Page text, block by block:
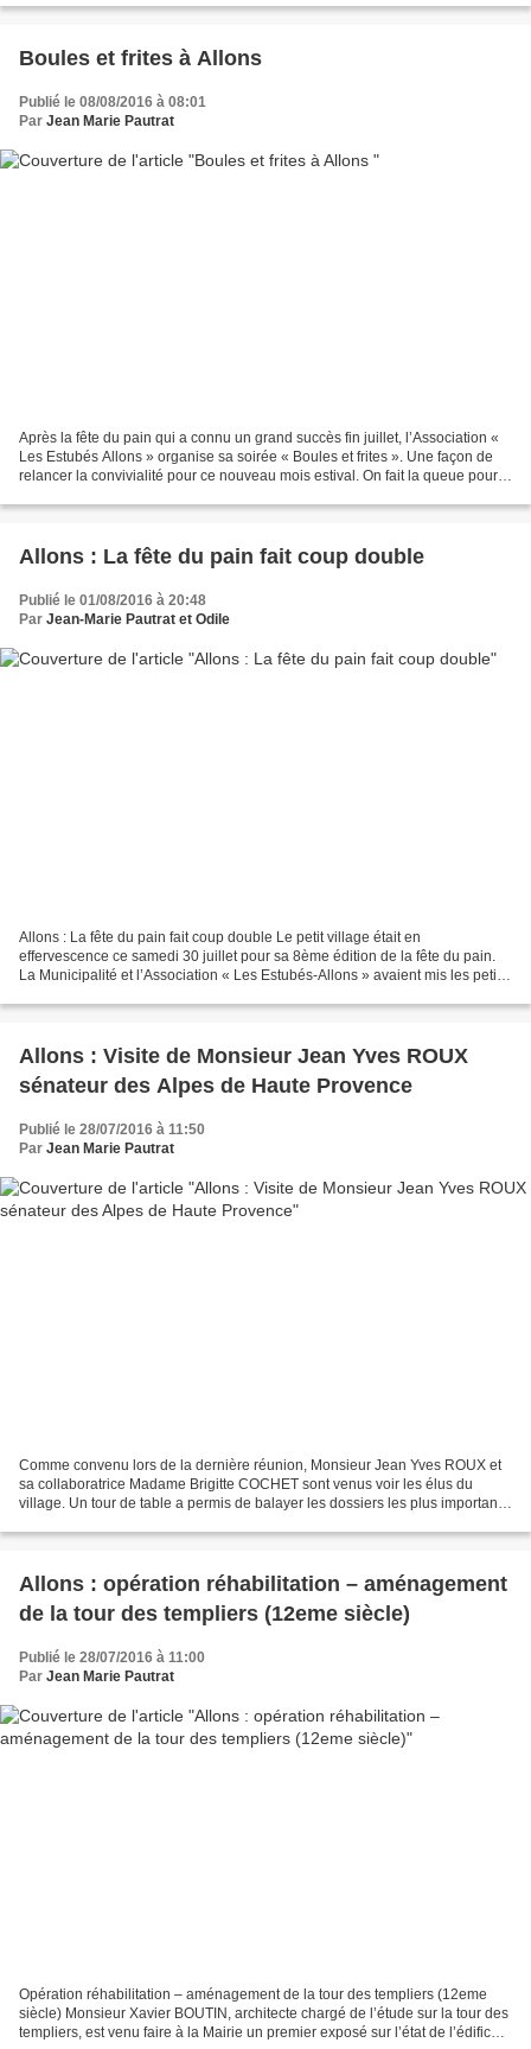
Boules et frites à Allons
Publié le 08/08/2016 à 08:01
Par Jean Marie Pautrat
Après la fête du pain qui a connu un grand succès fin juillet, l’Association «
Les Estubés Allons » organise sa soirée « Boules et frites ». Une façon de
relancer la convivialité pour ce nouveau mois estival. On fait la queue pour
Allons : La fête du pain fait coup double
Publié le 01/08/2016 à 20:48
Par Jean-Marie Pautrat et Odile
Allons : La fête du pain fait coup double Le petit village était en
effervescence ce samedi 30 juillet pour sa 8ème édition de la fête du pain.
La Municipalité et l’Association « Les Estubés-Allons » avaient mis les petits
Allons : Visite de Monsieur Jean Yves ROUX
sénateur des Alpes de Haute Provence
Publié le 28/07/2016 à 11:50
Par Jean Marie Pautrat
Comme convenu lors de la dernière réunion, Monsieur Jean Yves ROUX et
sa collaboratrice Madame Brigitte COCHET sont venus voir les élus du
village. Un tour de table a permis de balayer les dossiers les plus importants
Allons : opération réhabilitation – aménagement
de la tour des templiers (12eme siècle)
Publié le 28/07/2016 à 11:00
Par Jean Marie Pautrat
Opération réhabilitation – aménagement de la tour des templiers (12eme
siècle) Monsieur Xavier BOUTIN, architecte chargé de l’étude sur la tour des
templiers, est venu faire à la Mairie un premier exposé sur l’état de l’édifice